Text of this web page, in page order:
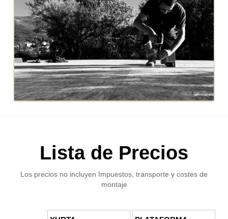
Lista de Precios
Los precios no incluyen Impuestos, transporte y costes de
montaje